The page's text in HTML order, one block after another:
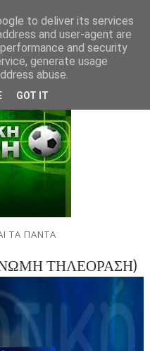
ΤΑ ΠΑΝΤΑ
ΤΗΛΕΟΡΑΣΗ)
to deliver its services
and user-agent are
and security
generate usage
abuse.
GOT IT